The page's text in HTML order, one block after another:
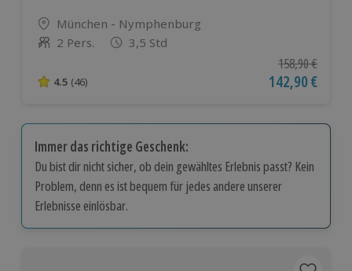
Standort
München - Nymphenburg
Anzahl der Teilnehmer
2 Pers. 3,5 Std
4.5 von 5 Sternen basierend auf 46 Bewertungen
4.5 (46)
Ursprünglicher
158,90 €
Aktueller Preis
142,90 €
Immer das richtige Geschenk:
Du bist dir nicht sicher, ob dein gewähltes Erlebnis passt? Kein
Problem, denn es ist bequem für jedes andere unserer
Erlebnisse einlösbar.